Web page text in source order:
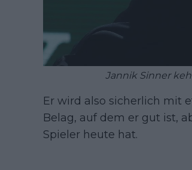
Jannik Sinner
Er wird also sicherlich mit
Belag, auf dem er gut ist,
Spieler heute hat.